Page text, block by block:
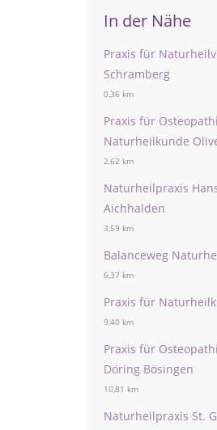
In der Nähe
Praxis für
Schramberg
0,36 km
Praxis für
Naturheilkunde
2,62 km
Naturheilpraxis
Aichhalden
3,59 km
Balanceweg
6,37 km
Praxis für
9,40 km
Praxis für
Döring Bösingen
10,81 km
Naturheilpraxis St.